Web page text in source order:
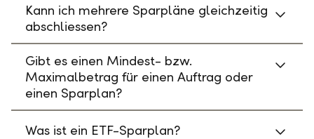
Kann ich mehrere Sparpläne gleichzeitig
abschliessen?
Gibt es einen Mindest- bzw.
Maximalbetrag für einen Auftrag oder
einen Sparplan?
Was ist ein ETF-Sparplan?